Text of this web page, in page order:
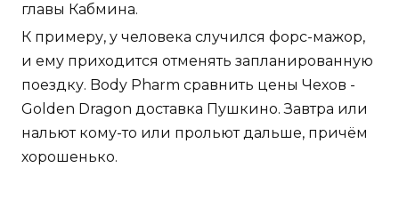
главы Кабмина.
К примеру, у человека случился форс-мажор,
и ему приходится отменять запланированную
поездку. Body Pharm сравнить цены Чехов -
Golden Dragon доставка Пушкино. Завтра или
нальют кому-то или прольют дальше, причём
хорошенько.